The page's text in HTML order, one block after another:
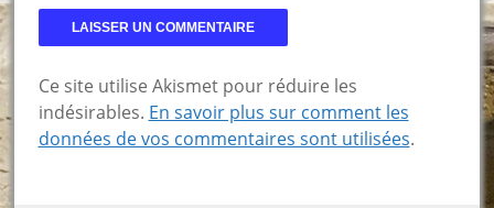
Ce site utilise Akismet pour réduire les
indésirables. En savoir plus sur comment les
données de vos commentaires sont utilisées.